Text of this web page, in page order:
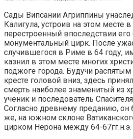
Сады Випсании Агриппины
Калигула, устроив на этом месте
перестроенный впоследствии
монументальный цирк. После
случившегося в Риме в 64 году,
казнил в этом месте многих
поджоге города. Будучи
кресте головой вниз, здесь
смерть наиболее знаменитый из
ученик и последователь
Согласно древнему преданию, он
же, на южном склоне
цирком Нерона между 64-67гг.н.э.